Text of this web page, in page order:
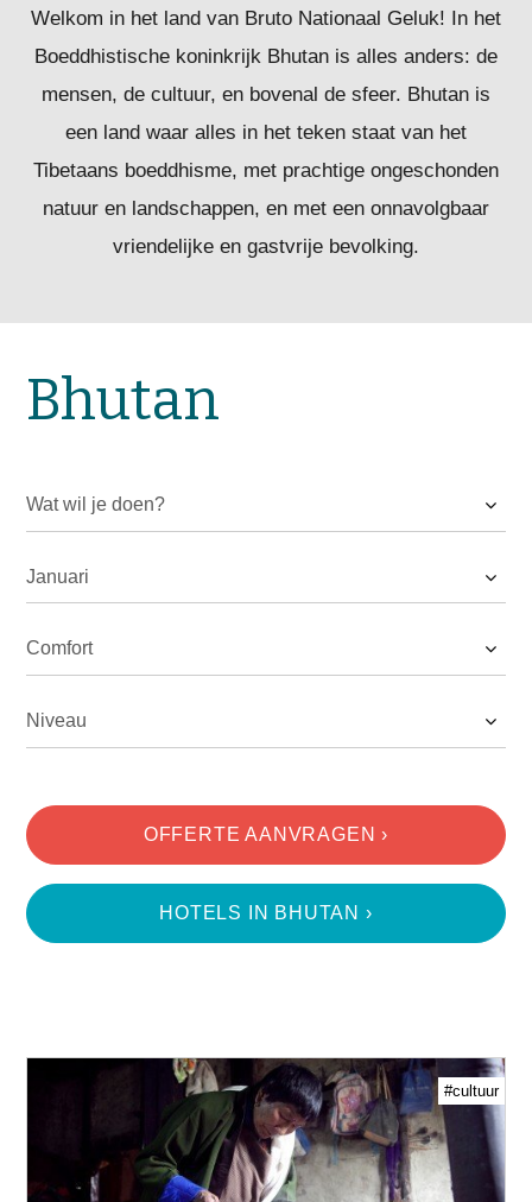
Natuurreizen
Actieve reizen
Fietsreizen
Festivalreizen
Fotografiereizen
OFFERTE
Wie zijn wij?
Incentive Reizen
Welkom in het land van Bruto Nationaal Geluk! In het
Boeddhistische koninkrijk Bhutan is alles anders: de
mensen, de cultuur, en bovenal de sfeer. Bhutan is
een land waar alles in het teken staat van het
Tibetaans boeddhisme, met prachtige ongeschonden
natuur en landschappen, en met een onnavolgbaar
vriendelijke en gastvrije bevolking.
Bhutan
OFFERTE AANVRAGEN ›
HOTELS IN BHUTAN ›
#cultuur